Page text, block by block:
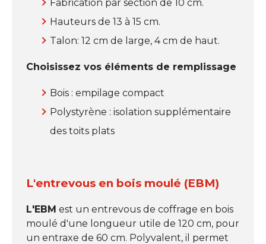
Fabrication par section de 10 cm.
Hauteurs de 13 à 15 cm.
Talon: 12 cm de large, 4 cm de haut.
Choisissez vos éléments de remplissage
Bois : empilage compact
Polystyrène : isolation supplémentaire
des toits plats
L'entrevous en bois moulé (EBM)
L'EBM est un entrevous de coffrage en bois
moulé d'une longueur utile de 120 cm, pour
un entraxe de 60 cm. Polyvalent, il permet